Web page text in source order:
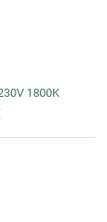
1800K